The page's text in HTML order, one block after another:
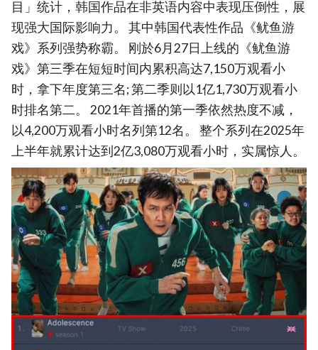
目」统计，韩国作品在非英语内容中表现压倒性，展
现强大国际影响力。 其中韩国代表性作品《鱿鱼游
戏》系列强势称霸。 刚於6月27日上线的《鱿鱼游
戏》第三季在短短时间内累积高达7,150万观看小
时，拿下年度第三名; 第二季则以1亿1,730万观看小
时排名第二。 2021年首播的第一季依然热度不减，
以4,200万观看小时名列第12名。 整个系列在2025年
上半年就累计达到2亿3,080万观看小时，实属惊人。